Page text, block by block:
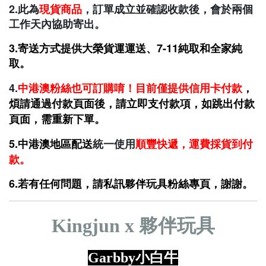
2.此為現貨商品 ，訂單成立並確認收款後，會於兩個
工作天內協助寄出。
3.寄送方式提供大榮貨運運送、7-11純取和全家純
取。
4.中港澳粉絲也可訂購唷！目前僅提供信用卡付款 ，
煩請通過付款頁面後，請立即支付款項，如跳出付款
頁面，需重新下單。
5.中港澳地區配送統一使用順豐快遞，運費採貨到付
款。
6.若有任何問題，請私訊夥伴玩具粉絲專頁，謝謝。
Kingjun x 夥伴玩具
Garbby小白牛